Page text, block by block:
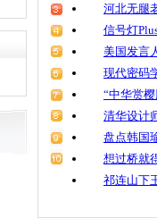
河北无腿
信号灯
美国发言
现代密码
“中华赏
清华设计
盘点韩国
想过桥就
祁连山下